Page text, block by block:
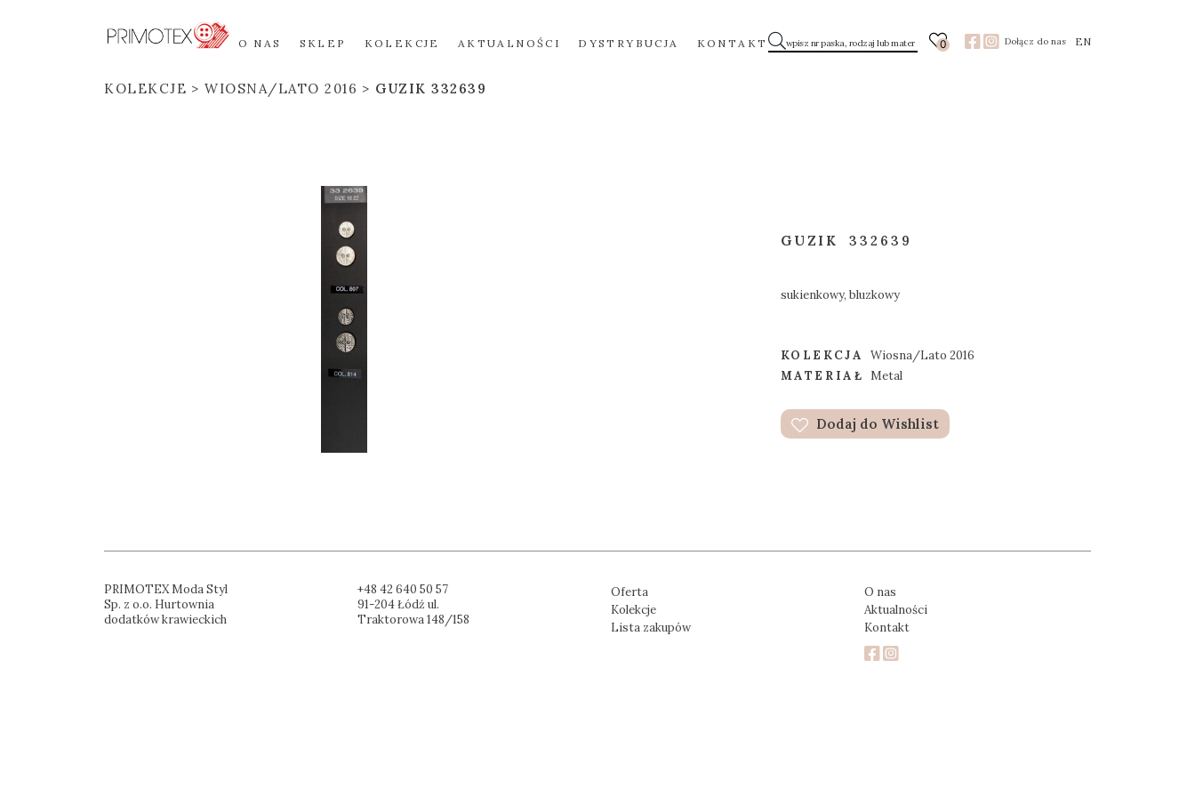
O NAS SKLEP KOLEKCJE AKTUALNOŚCI DYSTRYBUCJA KONTAKT 0 Dołącz do nas EN
KOLEKCJE WIOSNA/LATO 2016 GUZIK 332639
GUZIK 332639
sukienkowy, bluzkowy
KOLEKCJA
Wiosna/Lato 2016
MATERIAŁ Metal
Dodaj do Wishlist
PRIMOTEX Moda Styl
Sp. z o.o. Hurtownia
dodatków krawieckich
+48 42 640 50 57
91-204 Łódź ul.
Traktorowa 148/158
Oferta
Kolekcje
Lista zakupów
O nas
Aktualności
Kontakt